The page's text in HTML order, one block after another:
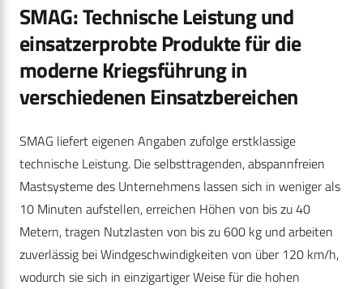
SMAG: Technische Leistung und
einsatzerprobte Produkte für die
moderne Kriegsführung in
verschiedenen Einsatzbereichen
SMAG liefert eigenen Angaben zufolge erstklassige
technische Leistung. Die selbsttragenden, abspannfreien
Mastsysteme des Unternehmens lassen sich in weniger als
10 Minuten aufstellen, erreichen Höhen von bis zu 40
Metern, tragen Nutzlasten von bis zu 600 kg und arbeiten
zuverlässig bei Windgeschwindigkeiten von über 120 km/h,
wodurch sie sich in einzigartiger Weise für die hohen